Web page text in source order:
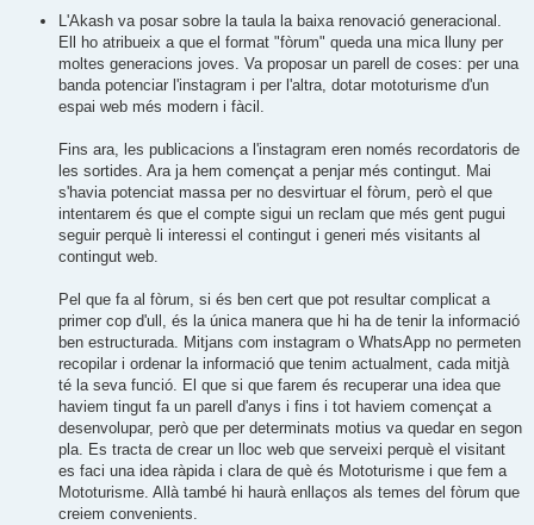
L'Akash va posar sobre la taula la baixa renovació generacional.
Ell ho atribueix a que el format "fòrum" queda una mica lluny per
moltes generacions joves. Va proposar un parell de coses: per una
banda potenciar l'instagram i per l'altra, dotar mototurisme d'un
espai web més modern i fàcil.
Fins ara, les publicacions a l'instagram eren només recordatoris de
les sortides. Ara ja hem començat a penjar més contingut. Mai
s'havia potenciat massa per no desvirtuar el fòrum, però el que
intentarem és que el compte sigui un reclam que més gent pugui
seguir perquè li interessi el contingut i generi més visitants al
contingut web.
Pel que fa al fòrum, si és ben cert que pot resultar complicat a
primer cop d'ull, és la única manera que hi ha de tenir la informació
ben estructurada. Mitjans com instagram o WhatsApp no permeten
recopilar i ordenar la informació que tenim actualment, cada mitjà
té la seva funció. El que si que farem és recuperar una idea que
haviem tingut fa un parell d'anys i fins i tot haviem començat a
desenvolupar, però que per determinats motius va quedar en segon
pla. Es tracta de crear un lloc web que serveixi perquè el visitant
es faci una idea ràpida i clara de què és Mototurisme i que fem a
Mototurisme. Allà també hi haurà enllaços als temes del fòrum que
creiem convenients.